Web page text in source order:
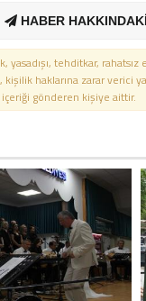
HABER
yasadışı, tehditkar,
kişilik haklarına zarar
gönderen kişiye aittir.